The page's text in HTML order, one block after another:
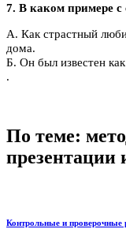
7. В каком примере с
А. Как страстный
дома.
Б. Он был известен
.
По теме:
презентации
Контрольные и проверочные